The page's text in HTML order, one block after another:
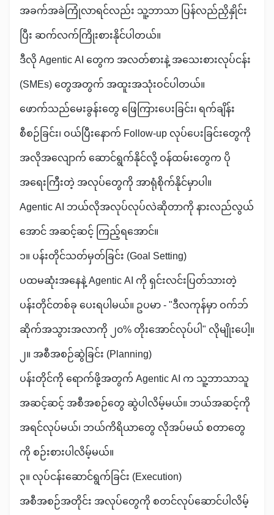
အခက်အခဲကြုံလာရင်လည်း သူ့ဘာသာ ပြန်လည်ညှိနှိုင်း
ပြီး ဆက်လက်ကြိုးစားနိုင်ပါတယ်။
ဒီလို Agentic AI တွေက အလတ်စားနဲ့ အသေးစားလုပ်ငန်း
(SMEs) တွေအတွက် အထူးအသုံးဝင်ပါတယ်။
ဖောက်သည်မေးခွန်းတွေ ဖြေကြားပေးခြင်း၊ ရက်ချိန်း
စီစဉ်ခြင်း၊ ဝယ်ပြီးနောက် Follow-up လုပ်ပေးခြင်းတွေကို
အလိုအလျောက် ဆောင်ရွက်နိုင်လို့ ဝန်ထမ်းတွေက ပို
အရေးကြီးတဲ့ အလုပ်တွေကို အာရုံစိုက်နိုင်မှာပါ။
Agentic AI ဘယ်လိုအလုပ်လုပ်လဲဆိုတာကို နားလည်လွယ်
အောင် အဆင့်ဆင့် ကြည့်ရအောင်။
၁။ ပန်းတိုင်သတ်မှတ်ခြင်း (Goal Setting)
ပထမဆုံးအနေနဲ့ Agentic AI ကို ရှင်းလင်းပြတ်သားတဲ့
ပန်းတိုင်တစ်ခု ပေးရပါမယ်။ ဥပမာ - "ဒီလကုန်မှာ ဝက်ဘ်
ဆိုက်အသွားအလာကို ၂၀% တိုးအောင်လုပ်ပါ" လိုမျိုးပေါ့။
၂။ အစီအစဉ်ဆွဲခြင်း (Planning)
ပန်းတိုင်ကို ရောက်ဖို့အတွက် Agentic AI က သူ့ဘာသာသူ
အဆင့်ဆင့် အစီအစဉ်တွေ ဆွဲပါလိမ့်မယ်။ ဘယ်အဆင့်ကို
အရင်လုပ်မယ်၊ ဘယ်ကိရိယာတွေ လိုအပ်မယ် စတာတွေ
ကို စဉ်းစားပါလိမ့်မယ်။
၃။ လုပ်ငန်းဆောင်ရွက်ခြင်း (Execution)
အစီအစဉ်အတိုင်း အလုပ်တွေကို စတင်လုပ်ဆောင်ပါလိမ့်